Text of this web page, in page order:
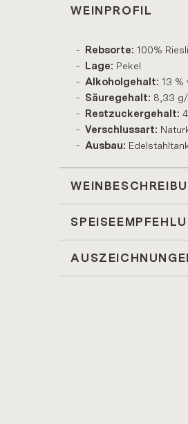
WEINPROFIL
Rebsorte: 100%
Lage: Pekel
Alkoholgehalt: 13 %
Säuregehalt: 8,33
Restzuckergehalt:
Verschlussart:
Ausbau: